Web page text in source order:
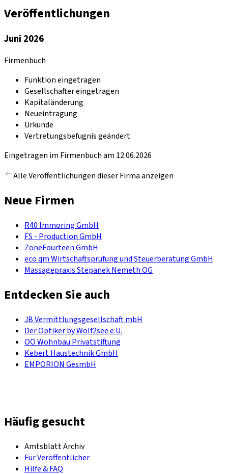
Veröffentlichungen
Juni 2026
Firmenbuch
Funktion eingetragen
Gesellschafter eingetragen
Kapitaländerung
Neueintragung
Urkunde
Vertretungsbefugnis geändert
Eingetragen im Firmenbuch am 12.06.2026
Alle Veröffentlichungen dieser Firma anzeigen
Neue Firmen
R40 Immoring GmbH
FS - Production GmbH
ZoneFourteen GmbH
eco qm Wirtschaftsprüfung und Steuerberatung GmbH
Massagepraxis Stepanek Nemeth OG
Entdecken Sie auch
JB Vermittlungsgesellschaft mbH
Der Optiker by Wolf2see e.U.
OÖ Wohnbau Privatstiftung
Kebert Haustechnik GmbH
EMPORION GesmbH
Häufig gesucht
Amtsblatt Archiv
Für Veröffentlicher
Hilfe & FAQ